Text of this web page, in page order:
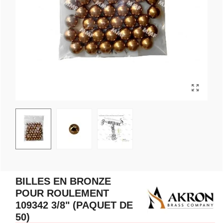
BILLES EN BRONZE
POUR ROULEMENT
109342 3/8" (PAQUET DE
50)